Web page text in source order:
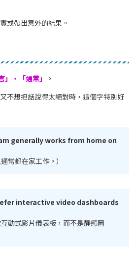
或帶出意外的結果。
」、「通常」
。
不想把話說得太絕對時，這個字特別好
generally works from home on
常都在家工作。）
interactive video dashboards
互動式影片儀表板，而不是靜態圖